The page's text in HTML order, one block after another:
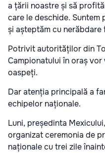
a țării noastre și să
care le deschide. Suntem
și așteptăm cu nerăbdare
Potrivit autorităților din
Campionatului în oraș
oaspeți.
Dar atenția principală a
echipelor naționale.
Luni, președinta
organizat ceremonia de
naționale cu trei zile